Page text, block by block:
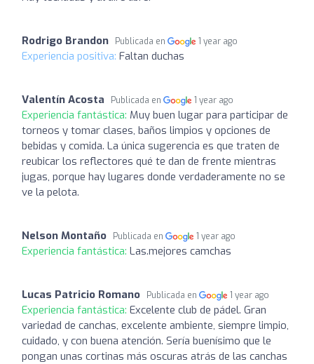
Rodrigo Brandon Publicada en 1 year ago
Experiencia positiva: Faltan duchas
Valentín Acosta Publicada en 1 year ago
Experiencia fantástica: Muy buen lugar para participar de
torneos y tomar clases, baños limpios y opciones de
bebidas y comida. La única sugerencia es que traten de
reubicar los reflectores qué te dan de frente mientras
jugas, porque hay lugares donde verdaderamente no se
ve la pelota.
Nelson Montaño Publicada en 1 year ago
Experiencia fantástica: Las.mejores camchas
Lucas Patricio Romano Publicada en 1 year ago
Experiencia fantástica: Excelente club de pádel. Gran
variedad de canchas, excelente ambiente, siempre limpio,
cuidado, y con buena atención. Sería buenísimo que le
pongan unas cortinas más oscuras atrás de las canchas